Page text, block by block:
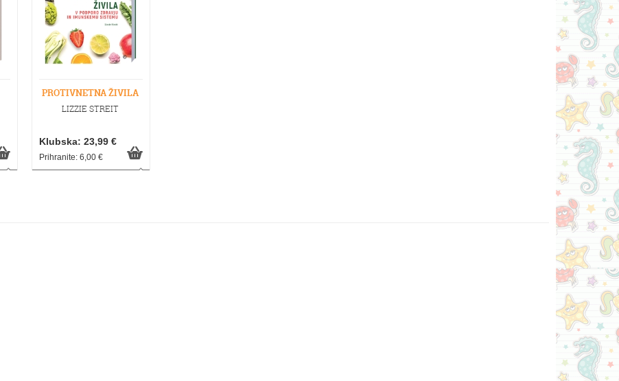
PROTIVNETNA ŽIVILA
LIZZIE STREIT
Klubska: 23,99 €
Prihranite: 6,00 €